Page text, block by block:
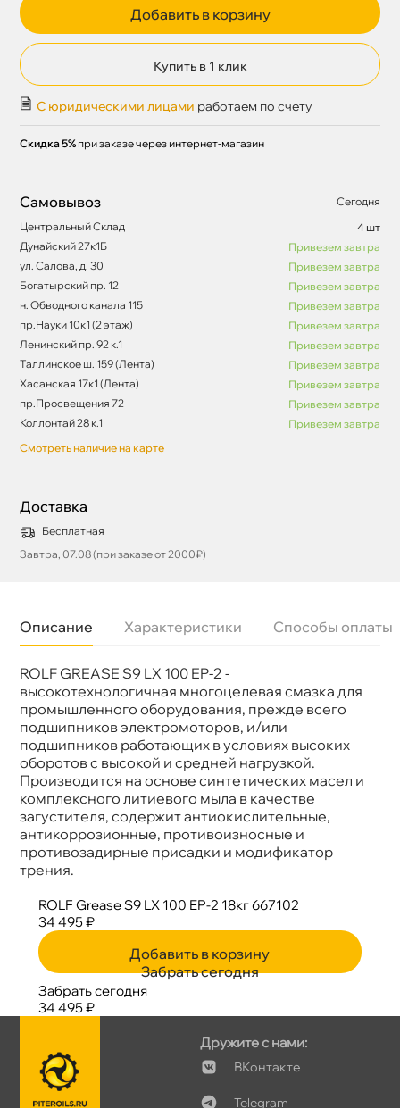
Добавить в корзину
Купить в 1 клик
С юридическими лицами работаем по счету
Скидка 5% при заказе через интернет-магазин
Самовывоз
Сегодня
Центральный Склад
4 шт
Дунайский 27к1Б
Привезем завтра
ул. Салова, д. 30
Привезем завтра
Богатырский пр. 12
Привезем завтра
н. Обводного канала 115
Привезем завтра
пр.Науки 10к1 (2 этаж)
Привезем завтра
Ленинский пр. 92 к.1
Привезем завтра
Таллинское ш. 159 (Лента)
Привезем завтра
Хасанская 17к1 (Лента)
Привезем завтра
пр.Просвещения 72
Привезем завтра
Коллонтай 28 к.1
Привезем завтра
Смотреть наличие на карте
Доставка
Бесплатная
Завтра, 07.08 (при заказе от 2000₽)
Описание Характеристики Способы оплаты
ROLF GREASE S9 LX 100 EP-2 -
ысокотехнологичная многоцелевая смазка для
промышленного оборудования, прежде всего
подшипников электромоторов, и/или
подшипников работающих в условиях высоких
оборотов с высокой и средней нагрузкой.
Производится на основе синтетических масел и
комплексного литиевого мыла в качестве
загустителя, содержит антиокислительные,
антикоррозионные, противоизносные и
противозадирные присадки и модификатор
трения.
Бренд
Rolf
Артикул
667102
ROLF Grease S9 LX 100 EP-2 18кг 667102
34 495 ₽
Добавить в корзину
Забрать сегодня
Забрать сегодня
34 495 ₽
Дружите с нами:
Контакте
Telegram